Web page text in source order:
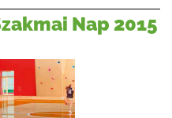
Nap 2015